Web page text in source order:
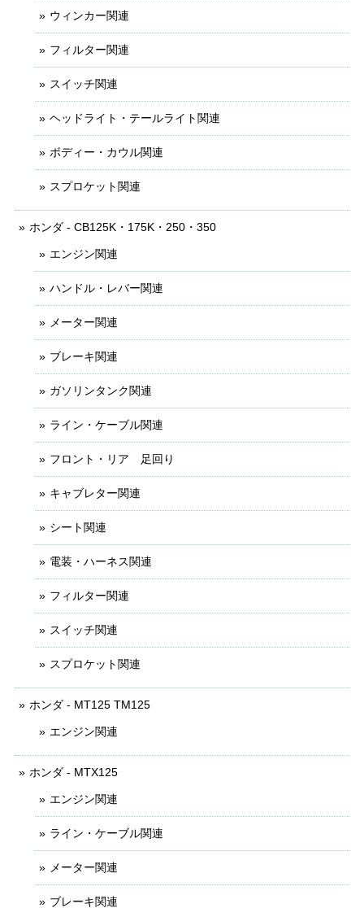
ウィンカー関連
フィルター関連
スイッチ関連
ヘッドライト・テールライト関連
ボディー・カウル関連
スプロケット関連
ホンダ - CB125K・175K・250・350
エンジン関連
ハンドル・レバー関連
メーター関連
ブレーキ関連
ガソリンタンク関連
ライン・ケーブル関連
フロント・リア 足回り
キャブレター関連
シート関連
電装・ハーネス関連
フィルター関連
スイッチ関連
スプロケット関連
ホンダ - MT125 TM125
エンジン関連
ホンダ - MTX125
エンジン関連
ライン・ケーブル関連
メーター関連
ブレーキ関連